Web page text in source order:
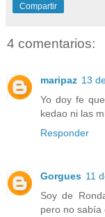
Compartir
4 comentarios:
maripaz 13
Yo doy fe
kedao ni las
Responder
Gorgues 11
Soy de
pero no sabía